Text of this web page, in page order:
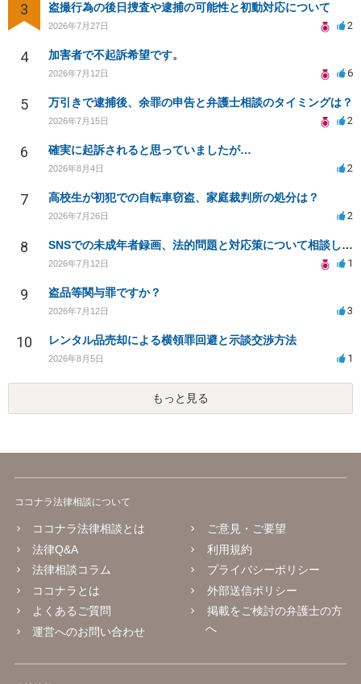
3 盗撮行為の後日捜査や逮捕の可能性と初動対応について
2026年7月27日 2
4 加害者で不起訴希望です。
2026年7月12日 6
5 万引きで逮捕後、余罪の申告と弁護士相談のタイミングは？
2026年7月15日 2
6 確実に起訴されると思っていましたが…
2026年8月4日 2
7 高校生が初犯での自転車窃盗、家庭裁判所の処分は？
2026年7月26日 2
8 SNSでの未成年者録画、法的問題と対応策について相談したい
2026年7月12日 1
9 盗品等関与罪ですか？
2026年7月12日 3
10 レンタル品売却による横領罪回避と示談交渉方法
2026年8月5日 1
もっと見る
ココナラ法律相談について
ココナラ法律相談とは
法律Q&A
法律相談コラム
ココナラとは
よくあるご質問
運営へのお問い合わせ
ご意見・ご要望
利用規約
プライバシーポリシー
外部送信ポリシー
掲載をご検討の弁護士の方
へ